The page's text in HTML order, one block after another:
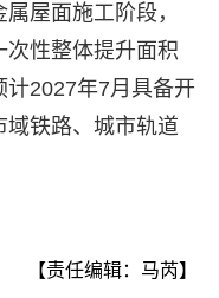
屋面施工阶段，
性整体提升面积
2027年7月具备开
铁路、城市轨道
【责任编辑：马芮】